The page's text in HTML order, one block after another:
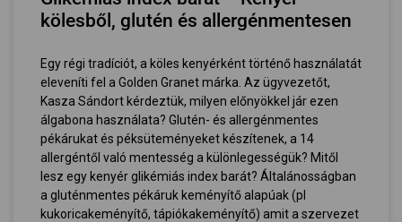
kölesből, glutén és allergénmentesen
Egy régi tradíciót, a köles kenyérként történő használatát
eleveníti fel a Golden Granet márka. Az ügyvezetőt,
Kasza Sándort kérdeztük, milyen előnyökkel jár ezen
álgabona használata? Glutén- és allergénmentes
pékárukat és péksüteményeket készítenek, a 14
allergéntől való mentesség a különlegességük? Mitől
lesz egy kenyér glikémiás index barát? Általánosságban
a gluténmentes pékáruk keményítő alapúak (pl
kukoricakeményítő, tápiókakeményítő) amit a szervezet